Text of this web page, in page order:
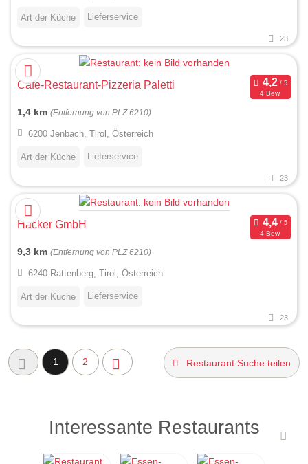
Art der Küche Lieferservice
23
Cafe-Restaurant-Pizzeria Paletti
4 Bew.
1,4 km (Entfernung von PLZ 6210)
6200 Jenbach, Tirol, Österreich
Art der Küche Lieferservice
23
Hacker GmbH
4 Bew.
9,3 km (Entfernung von PLZ 6210)
6240 Rattenberg, Tirol, Österreich
Art der Küche Lieferservice
23
1 2 Restaurant Suche teilen
Interessante Restaurants